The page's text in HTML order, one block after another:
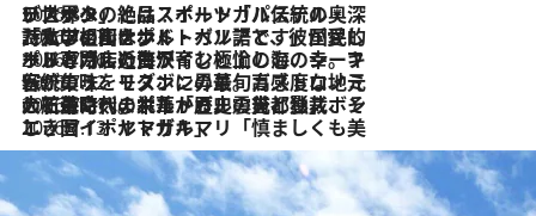
2026.8.8
リスボンの絶品スイーツ「パステル・デ・ナタ」とは？ポルトガル伝統の奥深い世界へ
2026.7.27
「私の祖国はポルトガル語です」国民的詩人フェルナンド・ペソアと、彼が愛した文学の街を歩く
2026.7.26
ポルトガル近海が育む極上の海の幸。キリリと冷えた白ワインと愉しむ、シーフード専門店の贅沢
2026.7.22
伝統の味をモダンに昇華。高感度な地元客が集う、リスボンの最旬ガストロノミー
2026.7.21
大航海時代の栄華から、震災、独裁、そして革命へ。ポルトガル・首都リスボンの石畳に刻まれた「歴史の光と影」
2026.7.13
エッセイ・ヤマザキマリ「慎ましくも美しき国 ポルトガル」